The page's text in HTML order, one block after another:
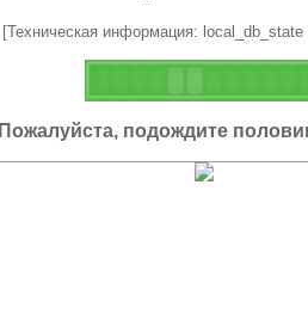
[Техническая информация:
Пожалуйста, подождите